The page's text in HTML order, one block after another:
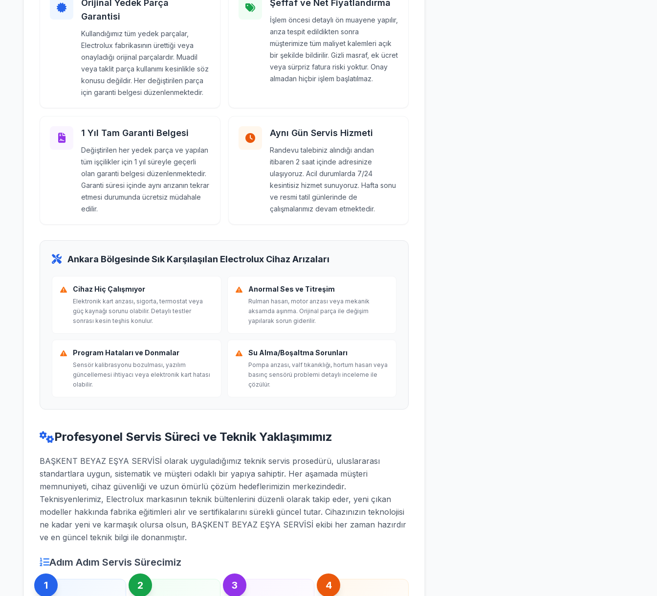
Orijinal Yedek Parça
Garantisi
Kullandığımız tüm yedek parçalar,
Electrolux fabrikasının ürettiği veya
onayladığı orijinal parçalardır. Muadil
veya taklit parça kullanımı kesinlikle söz
konusu değildir. Her değiştirilen parça
için garanti belgesi düzenlenmektedir.
Şeffaf ve Net Fiyatlandırma
İşlem öncesi detaylı ön muayene yapılır,
arıza tespit edildikten sonra
müşterimize tüm maliyet kalemleri açık
bir şekilde bildirilir. Gizli masraf, ek ücret
veya sürpriz fatura riski yoktur. Onay
almadan hiçbir işlem başlatılmaz.
1 Yıl Tam Garanti Belgesi
Değiştirilen her yedek parça ve yapılan
tüm işçilikler için 1 yıl süreyle geçerli
olan garanti belgesi düzenlenmektedir.
Garanti süresi içinde aynı arızanın tekrar
etmesi durumunda ücretsiz müdahale
edilir.
Aynı Gün Servis Hizmeti
Randevu talebiniz alındığı andan
itibaren 2 saat içinde adresinize
ulaşıyoruz. Acil durumlarda 7/24
kesintisiz hizmet sunuyoruz. Hafta sonu
ve resmi tatil günlerinde de
çalışmalarımız devam etmektedir.
Ankara Bölgesinde Sık Karşılaşılan Electrolux Cihaz Arızaları
Cihaz Hiç Çalışmıyor
Elektronik kart arızası, sigorta, termostat veya
güç kaynağı sorunu olabilir. Detaylı testler
sonrası kesin teşhis konulur.
Anormal Ses ve Titreşim
Rulman hasarı, motor arızası veya mekanik
aksamda aşınma. Orijinal parça ile değişim
yapılarak sorun giderilir.
Program Hataları ve Donmalar
Sensör kalibrasyonu bozulması, yazılım
güncellemesi ihtiyacı veya elektronik kart hatası
olabilir.
Su Alma/Boşaltma Sorunları
Pompa arızası, valf tıkanıklığı, hortum hasarı veya
basınç sensörü problemi detaylı inceleme ile
çözülür.
Profesyonel Servis Süreci ve Teknik Yaklaşımımız
BAŞKENT BEYAZ EŞYA SERVİSİ olarak uyguladığımız teknik servis prosedürü, uluslararası
standartlara uygun, sistematik ve müşteri odaklı bir yapıya sahiptir. Her aşamada müşteri
memnuniyeti, cihaz güvenliği ve uzun ömürlü çözüm hedeflerimizin merkezindedir.
Teknisyenlerimiz, Electrolux markasının teknik bültenlerini düzenli olarak takip eder, yeni çıkan
modeller hakkında fabrika eğitimleri alır ve sertifikalarını sürekli güncel tutar. Cihazınızın teknolojisi
ne kadar yeni ve karmaşık olursa olsun, BAŞKENT BEYAZ EŞYA SERVİSİ ekibi her zaman hazırdır
ve en güncel teknik bilgi ile donanmıştır.
Adım Adım Servis Sürecimiz
1
2 3 4